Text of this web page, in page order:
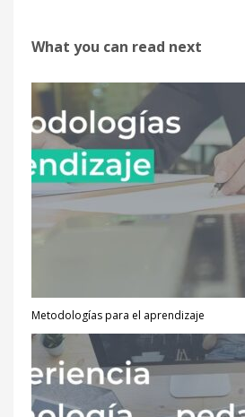
What you can read next
Metodologías para el aprendizaje